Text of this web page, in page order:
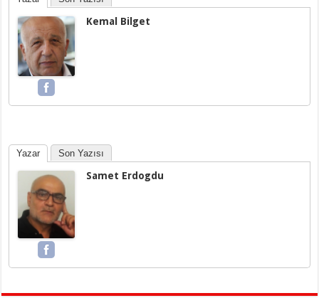
Kemal Bilget
Yazar Son Yazısı
Samet Erdogdu